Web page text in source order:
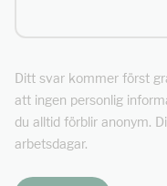
Ditt svar kommer först
att ingen personlig
du alltid förblir anonym.
arbetsdagar.